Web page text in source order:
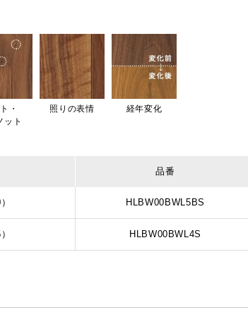
・
ット
照りの表情 経年変化
品番
HLBW00BWL5BS
HLBW00BWL4S